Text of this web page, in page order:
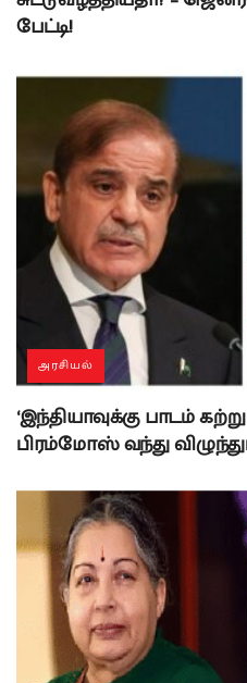
பேட்டி!
அரசியல்
‘இந்தியாவுக்கு பாடம்
பிரம்மோஸ் வந்து